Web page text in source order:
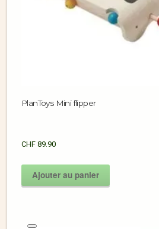
PlanToys Mini flipper
CHF 89.90
Ajouter au panier